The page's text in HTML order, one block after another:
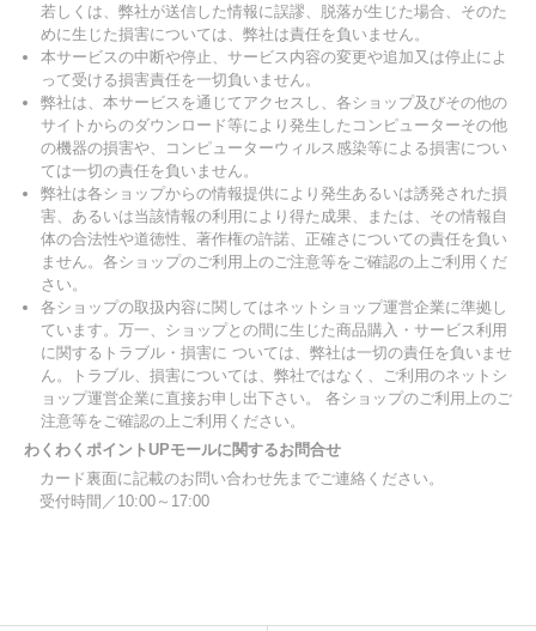
若しくは、弊社が送信した情報に誤謬、脱落が生じた場合、そのた
めに生じた損害については、弊社は責任を負いません。
本サービスの中断や停止、サービス内容の変更や追加又は停止によ
って受ける損害責任を一切負いません。
弊社は、本サービスを通じてアクセスし、各ショップ及びその他の
サイトからのダウンロード等により発生したコンピューターその他
の機器の損害や、コンピューターウィルス感染等による損害につい
ては一切の責任を負いません。
弊社は各ショップからの情報提供により発生あるいは誘発された損
害、あるいは当該情報の利用により得た成果、または、その情報自
体の合法性や道徳性、著作権の許諾、正確さについての責任を負い
ません。各ショップのご利用上のご注意等をご確認の上ご利用くだ
さい。
各ショップの取扱内容に関してはネットショップ運営企業に準拠し
ています。万一、ショップとの間に生じた商品購入・サービス利用
に関するトラブル・損害に ついては、弊社は一切の責任を負いませ
ん。トラブル、損害については、弊社ではなく、ご利用のネットシ
ョップ運営企業に直接お申し出下さい。 各ショップのご利用上のご
注意等をご確認の上ご利用ください。
わくわくポイントUPモールに関するお問合せ
カード裏面に記載のお問い合わせ先までご連絡ください。
受付時間／10:00～17:00